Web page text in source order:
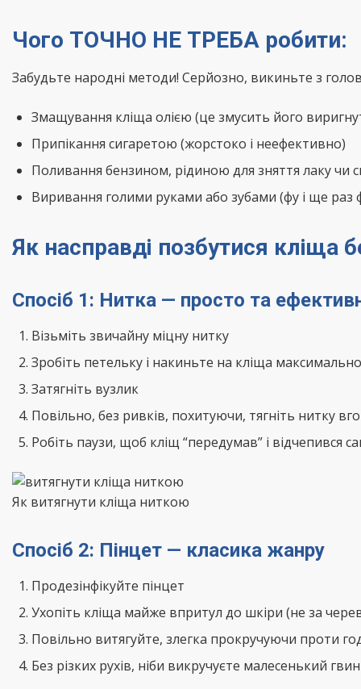
Чого ТОЧНО НЕ ТРЕБА робити:
Забудьте народні методи! Серйозно, викиньте з
Змащування кліща олією (це змусить його
Припікання сигаретою (жорстоко і неефективно)
Поливання бензином, рідиною для зняття лаку чи
Виривання голими руками або зубами (фу і ще раз
Як насправді позбутися кліща
Спосіб 1: Нитка — просто та
Візьміть звичайну міцну нитку
Зробіть петельку і накиньте на кліща
Затягніть вузлик
Повільно, без ривків, похитуючи, тягніть нитку
Робіть паузи, щоб кліщ “передумав” і відчепився
Як витягнути кліща ниткою
Спосіб 2: Пінцет — класика жанру
Продезінфікуйте пінцет
Ухопіть кліща майже впритул до шкіри (не за
Повільно витягуйте, злегка прокручуючи проти
Без різких рухів, ніби викручуєте малесенький